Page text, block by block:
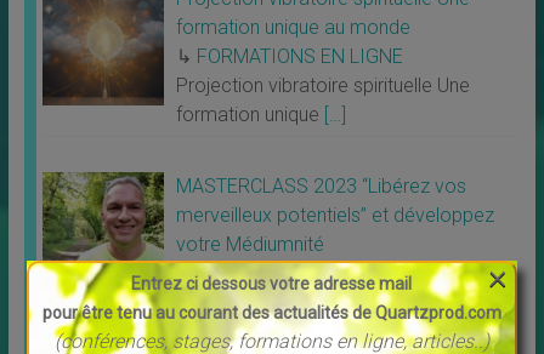
formation unique au monde
↳ FORMATIONS EN LIGNE
Projection vibratoire spirituelle Une
formation unique […]
MASTERCLASS 2023 “Libérez vos
merveilleux potentiels” et développez
votre Médiumnité
↳FORMATIONS EN LIGNE
MASTERCLASS 2023 “Libérez vos
merveilleux[…]
Entrez ci dessous votre adresse mail
pour être tenu au courant des actualités de Quartzprod.com
(conférences, stages, formations en ligne, articles..)
×